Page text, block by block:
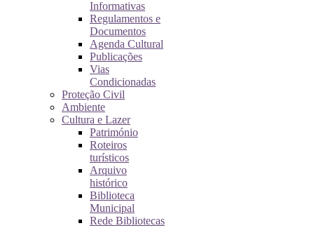
Informativas
Regulamentos e
Documentos
Agenda Cultural
Publicações
Vias
Condicionadas
Proteção Civil
Ambiente
Cultura e Lazer
Património
Roteiros
turísticos
Arquivo
histórico
Biblioteca
Municipal
Rede Bibliotecas